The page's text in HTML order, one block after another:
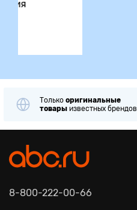
Только оригинальные
товары известных брендов
8-800-222-00-66